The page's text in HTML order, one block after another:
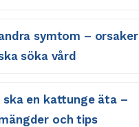
symtom – orsaker
söka vård
ska en kattunge äta –
och tips